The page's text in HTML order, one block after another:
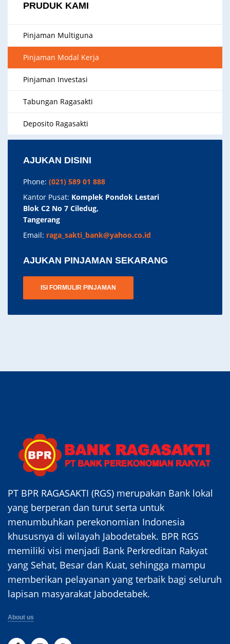
PRUDUK KAMI
Pinjaman Multiguna
Pinjaman Modal Kerja
Pinjaman Investasi
Tabungan Ragasakti
Deposito Ragasakti
AJUKAN DISINI
Phone: (021) 589 01 888
Kantor Pusat: Komplek Pondok Lestari
Blok C2 No 7 Ciledug,
Tangerang
Email: raga_sakti_bank@yahoo.co.id
AJUKAN PINJAMAN SEKARANG
ISI FORMULIR PINJAMAN
PT BPR RAGASAKTI (RGS) merupakan Bank lokal
yang berperan dan turut serta untuk
menumbuhkan perekonomian Indonesia
khususnya di wilayah Jabodetabek. BPR RGS
memiliki visi menjadi Bank Perkreditan Rakyat
yang Sehat, Besar dan Kuat, sehingga mampu
memberikan pelayanan yang terbaik bagi seluruh
lapisan masyarakat Jabodetabek.
About us